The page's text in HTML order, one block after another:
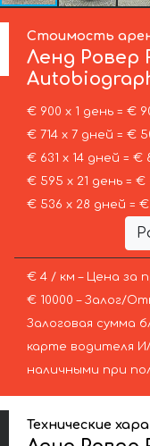
Стоимость
Ленд Ровер
€ 900 х 1 день = €
€ 714 х 7 дней = €
€ 631 х 14 дней = €
€ 595 х 21 день = €
€ 536 х 28 дней =
€ 4 / км – Цена за
€ 10000 – Залог/
Залоговая сумма
карте водителя
наличными при
Технические